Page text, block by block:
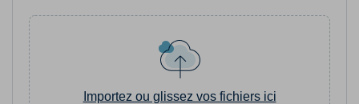
Importez ou glissez vos fichiers ici